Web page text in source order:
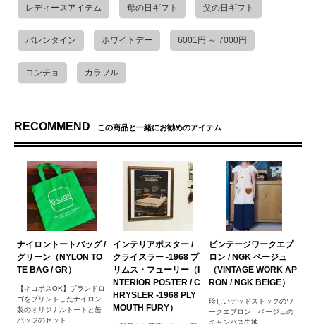
レディースアイテム 母の日ギフト 父の日ギフト
バレンタイン ホワイトデー 6001円 ～ 7000円
コンチョ カラフル
RECOMMEND この商品と一緒にお勧めのアイテム
ナイロントートバッグ /
グリーン（NYLON TO
TE BAG / GR）
【ネコポスOK】ブランドロ
ゴをプリントしたナイロン
製のオリジナルトートと缶
バッジのセット
インテリアポスター /
クライスラー -1968 プ
リムス・フューリー（I
NTERIOR POSTER / C
HRYSLER -1968 PLY
MOUTH FURY）
ビンテージワークエプ
ロン / NGK ベージュ
（VINTAGE WORK AP
RON / NGK BEIGE）
珍しいデッドストックのワ
ークエプロン ベージュの
キャンバス生地